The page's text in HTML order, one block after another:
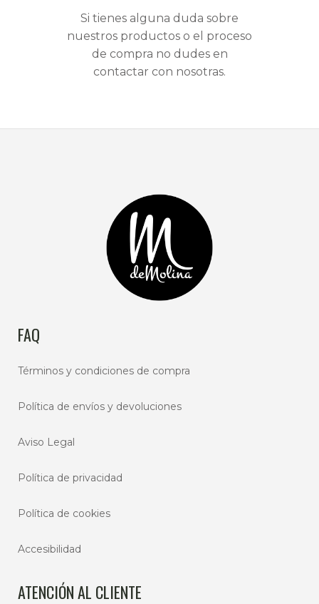
Si tienes alguna duda sobre
nuestros productos o el proceso
de compra no dudes en
contactar con nosotras.
FAQ
Términos y condiciones de compra
Política de envíos y devoluciones
Aviso Legal
Política de privacidad
Política de cookies
Accesibilidad
ATENCIÓN AL CLIENTE